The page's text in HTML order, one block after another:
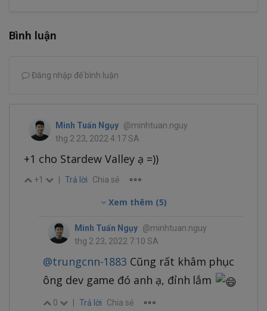
Bình luận
Đăng nhập để bình luận
Minh Tuấn Ngụy @minhtuan.nguy
thg 2 23, 2022 4:17 SA
+1 cho Stardew Valley ạ =))
+1 | Trả lời Chia sẻ
Xem thêm (5)
Minh Tuấn Ngụy @minhtuan.nguy
thg 2 23, 2022 7:10 SA
@trungcnn-1883 Cũng rất khâm phục
ông dev game đó anh ạ, đỉnh lắm
0 Trả lời Chia sẻ